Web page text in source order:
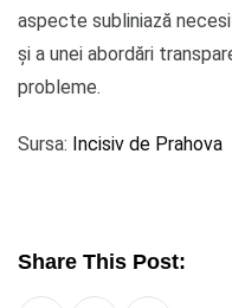
aspecte subliniază
și a unei abordări
probleme.
Sursa: Incisiv de Prahova
Share This Post: